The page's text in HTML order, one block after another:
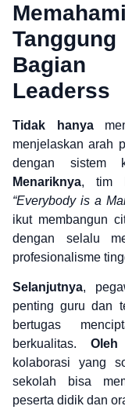
Bagian
Leaderss
Tidak hanya
menjelaskan arah
dengan sistem
Menariknya, tim
“Everybody is a
ikut membangun
dengan selalu
profesionalisme
Selanjutnya,
penting guru dan
bertugas
berkualitas.
kolaborasi yang
sekolah bisa
peserta didik dan